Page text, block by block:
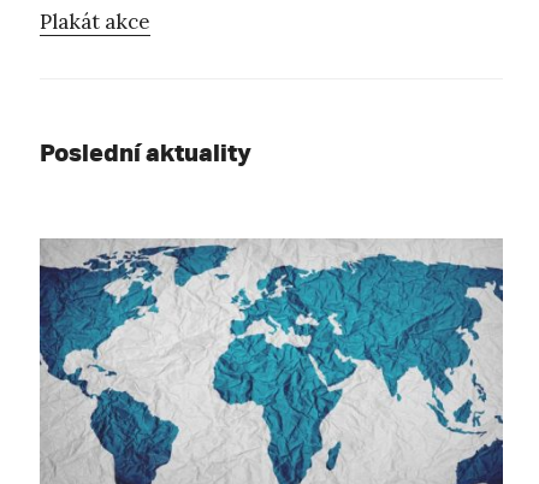
Plakát akce
Poslední aktuality